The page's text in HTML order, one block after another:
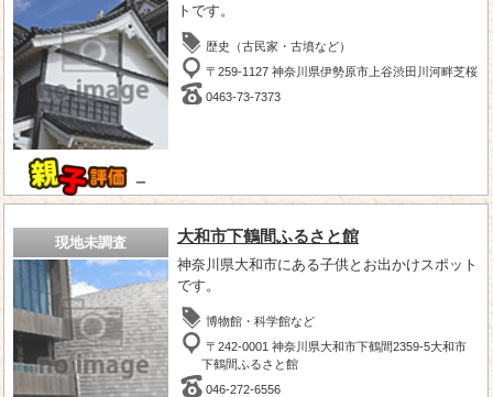
－
トです。
歴史（古民家・古墳など）
〒259-1127 神奈川県伊勢原市上谷渋田川河畔芝桜
0463-73-7373
現地未調査 大和市下鶴間ふるさと館
神奈川県大和市にある子供とお出かけスポット
です。
博物館・科学館など
〒242-0001 神奈川県大和市下鶴間2359-5大和市
下鶴間ふるさと館
046-272-6556